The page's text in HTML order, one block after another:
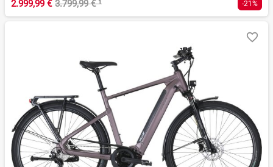
2.999,99 € 3.799,99 €¹ -21%